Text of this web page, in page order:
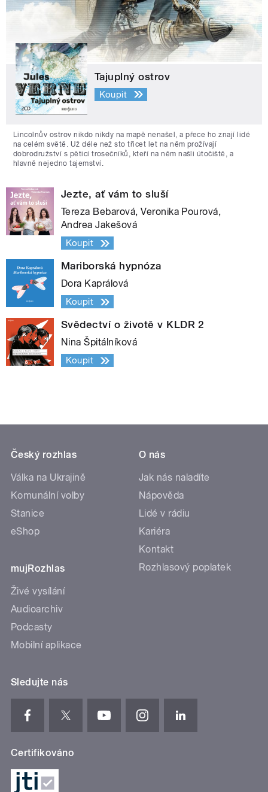
Tajuplný ostrov
Koupit
Lincolnův ostrov nikdo nikdy na mapě nenašel, a přece ho znají lidé
na celém světě. Už déle než sto třicet let na něm prožívají
dobrodružství s pěticí trosečníků, kteří na něm našli útočiště, a
hlavně nejedno tajemství.
Jezte, ať vám to sluší
Tereza Bebarová, Veronika Pourová,
Andrea Jakešová
Koupit
Mariborská hypnóza
Dora Kaprálová
Koupit
Svědectví o životě v KLDR 2
Nina Špitálníková
Koupit
Český rozhlas
Válka na Ukrajině
Komunální volby
Stanice
eShop
mujRozhlas
Živé vysílání
Audioarchiv
Podcasty
Mobilní aplikace
O nás
Jak nás naladíte
Nápověda
Lidé v rádiu
Kariéra
Kontakt
Rozhlasový poplatek
Sledujte nás
Certifikováno